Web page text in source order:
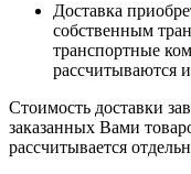
Доставка
собственным
транспортные
рассчитываются
Стоимость доставки
заказанных Вами
рассчитывается